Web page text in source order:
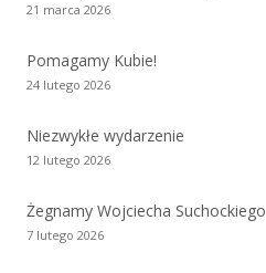
21 marca 2026
Pomagamy Kubie!
24 lutego 2026
Niezwykłe wydarzenie
12 lutego 2026
Żegnamy Wojciecha Suchockiego
7 lutego 2026